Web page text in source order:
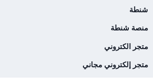
شنطة
منصة شنطة
متجر الكتروني
متجر إلكتروني مجاني